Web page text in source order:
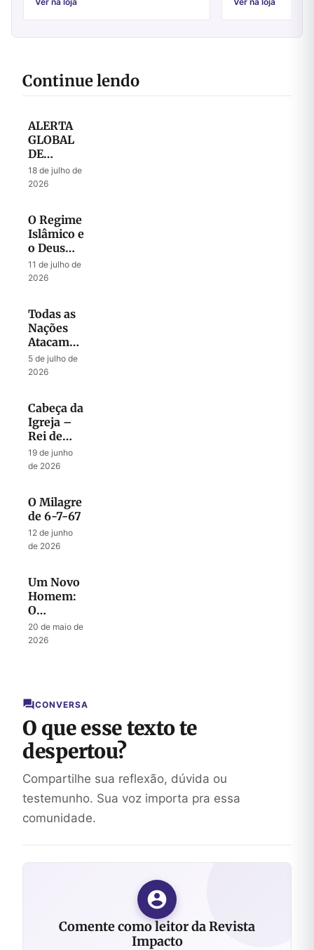
Continue lendo
ALERTA
GLOBAL
DE
ORAÇÃO
– Julho
18 de julho de
2026
O Regime
Islâmico e
o Deus
que
Liberta
11 de julho de
2026
Todas as
Nações
Atacam
Jerusalém
5 de julho de
2026
Cabeça da
Igreja –
Rei de
Israel
19 de junho
de 2026
O Milagre
de 6-7-67
12 de junho
de 2026
Um Novo
Homem:
O
Mistério
do
20 de maio de
2026
CONVERSA
O que esse texto te
despertou?
Compartilhe sua reflexão, dúvida ou
testemunho. Sua voz importa pra essa
comunidade.
Comente como leitor da Revista
Impacto